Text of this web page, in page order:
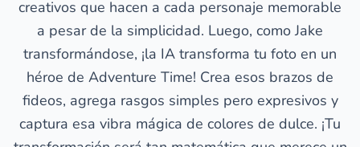
creativos que hacen a cada personaje memorable
a pesar de la simplicidad. Luego, como Jake
transformándose, ¡la IA transforma tu foto en un
héroe de Adventure Time! Crea esos brazos de
fideos, agrega rasgos simples pero expresivos y
captura esa vibra mágica de colores de dulce. ¡Tu